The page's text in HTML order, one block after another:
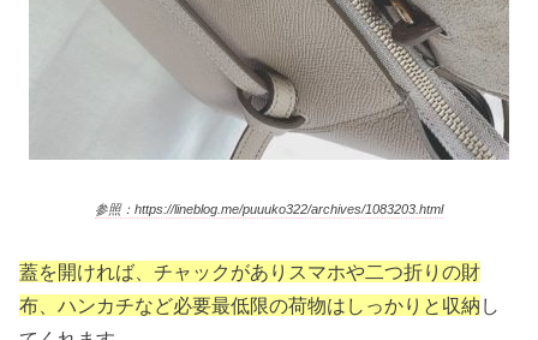
参照：https://lineblog.me/puuuko322/archives/1083203.html
蓋を開ければ、チャックがありスマホや二つ折りの財
布、ハンカチなど必要最低限の荷物はしっかりと収納 し